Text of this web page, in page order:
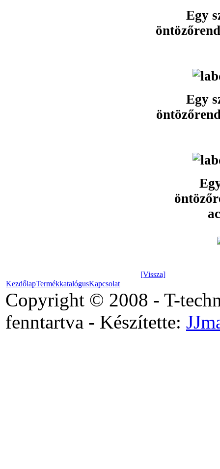
Egy
Egy
[Vissza]
KezdőlapTermékkatalógusKapcsolat
Copyright © 2008 - T-
fenntartva - Készítette: